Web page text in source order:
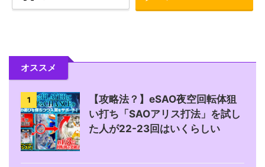
オススメ
1
【攻略法？】eSAO夜空回転体狙
い打ち「SAOアリス打法」を試し
た人が22-23回はいくらしい